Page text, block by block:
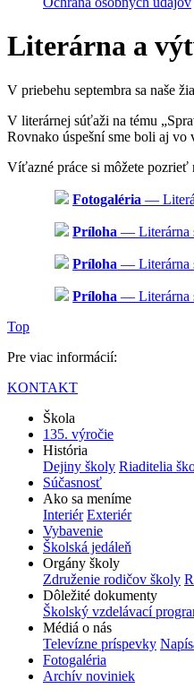
Literárna a
V priebehu septembra sa naše
V literárnej súťaži na tému
Rovnako úspešní sme boli aj vo
Víťazné práce si môžete pozrieť
Fotogaléria —
Príloha — Literárna
Príloha — Literárna
Príloha — Literárna
Top
Pre viac informácií:
KONTAKT
Škola
135. výročie
História
Dejiny školy Riaditelia
Súčasnosť
Ako sa meníme
Interiér Exteriér
Vybavenie
Školská jedáleň
Orgány školy
Združenie rodičov školy
Dôležité dokumenty
Školský vzdelávací
Médiá o nás
Televízne príspevky
Fotogaléria
Archív noviniek